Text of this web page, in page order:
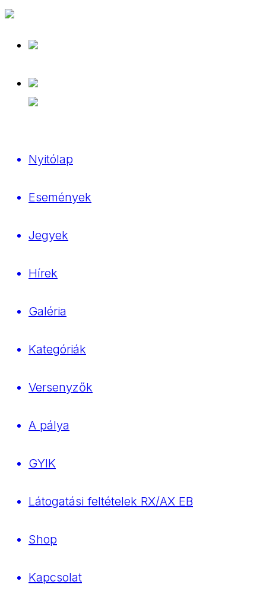
Nyitólap
Események
Jegyek
Hírek
Galéria
Kategóriák
Versenyzők
A pálya
GYIK
Látogatási feltételek RX/AX EB
Shop
Kapcsolat